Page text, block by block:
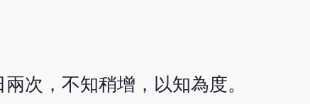
次，不知稍增，以知為度。